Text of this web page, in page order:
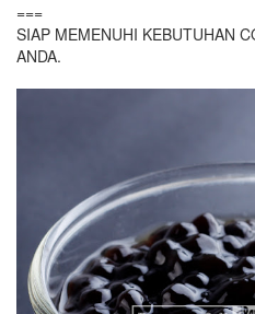
===
SIAP MEMENUHI KEBUTUHAN
ANDA.